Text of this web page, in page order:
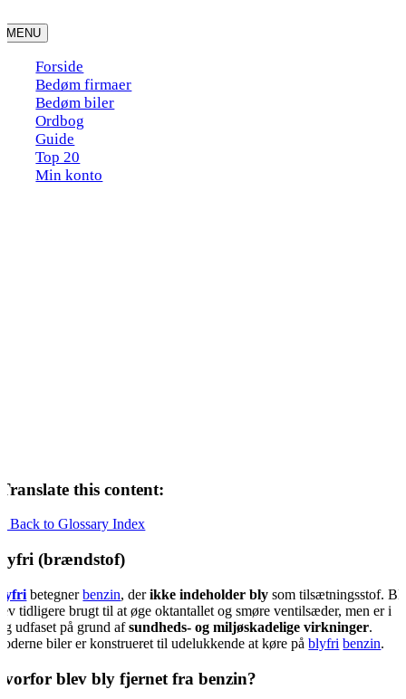
to
content
MENU
Forside
Bedøm firmaer
Bedøm biler
Ordbog
Guide
Top 20
Min konto
Translate this content:
« Back to Glossary Index
(brændstof)
betegnerbenzin, derikke indeholder bly som tilsætningsstof.
tidligere brugt til at øge oktantallet og smøre ventilsæder, men er i
udfaset på grund afsundheds- og miljøskadelige virkninger.
biler er konstrueret til udelukkende at køre påblyfri benzin.
blev bly fjernet fra benzin?